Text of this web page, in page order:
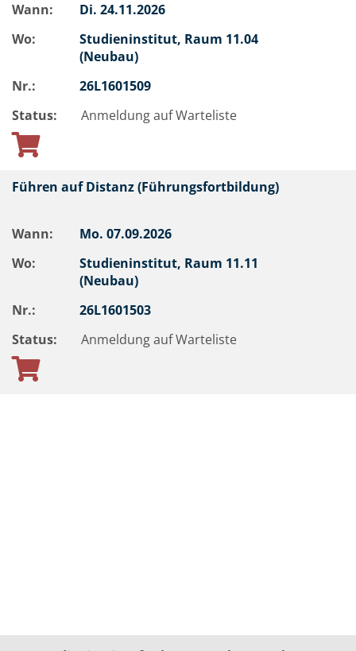
Wann: Di. 24.11.2026
Wo:
Studieninstitut, Raum 11.04
(Neubau)
Nr.:
26L1601509
Status:
Anmeldung auf Warteliste
Führen auf Distanz (Führungsfortbildung)
Wann: Mo. 07.09.2026
Wo:
Studieninstitut, Raum 11.11
(Neubau)
Nr.:
26L1601503
Status:
Anmeldung auf Warteliste